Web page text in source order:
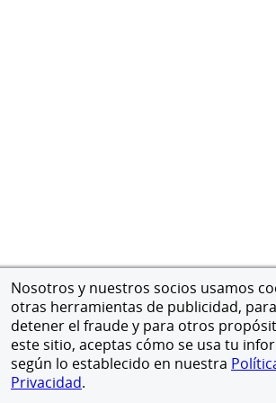
Nosotros y nuestros socios usamos
otras herramientas de publicidad,
detener el fraude y para otros
este sitio, aceptas cómo se usa tu
según lo establecido en nuestra
Privacidad.